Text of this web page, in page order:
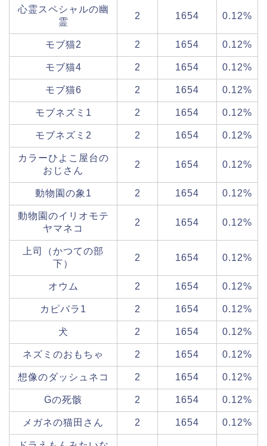
心霊スペシャルの幽
霊
2 1654 0.12%
モブ猫2 2 1654 0.12%
モブ猫4 2 1654 0.12%
モブ猫6 2 1654 0.12%
モブネズミ1 2 1654 0.12%
モブネズミ2 2 1654 0.12%
カラーひよこ屋台の
おじさん
2 1654 0.12%
動物園の象1 2 1654 0.12%
動物園のイリオモテ
ヤマネコ
2 1654 0.12%
上司（かつての部
下）
2 1654 0.12%
オウム 2 1654 0.12%
カピバラ1 2 1654 0.12%
犬 2 1654 0.12%
ネズミのおもちゃ 2 1654 0.12%
想像のダッシュネコ 2 1654 0.12%
Gの死骸 2 1654 0.12%
メガネの猫田さん 2 1654 0.12%